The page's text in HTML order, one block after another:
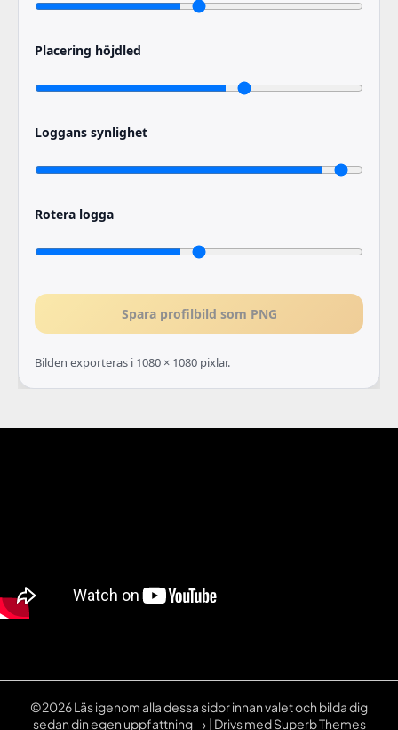
Placering höjdled
Loggans synlighet
Rotera logga
Spara profilbild som PNG
Bilden exporteras i 1080 × 1080 pixlar.
©2026 Läs igenom alla dessa sidor innan valet och bilda dig
sedan din egen uppfattning → | Drivs medSuperb Themes